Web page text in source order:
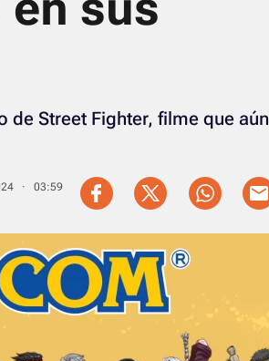
Street Fighter, filme que aún